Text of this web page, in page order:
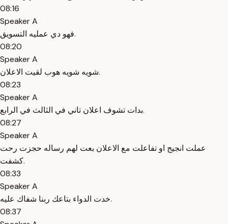
08:16
Speaker A
فهو دي عمليه التسويق.
08:20
Speaker A
شويه شويه هوب لقيت الاعلان.
08:23
Speaker A
بدات تشوف اعلان تاني في الثالث في الرابع.
08:27
Speaker A
عملت انجيج او تفاعلت مع الاعلان بعت لهم رساله حجزت رحت
كشفت.
08:33
Speaker A
خدت الدواء بتاعك ربنا شفاك عليه.
08:37